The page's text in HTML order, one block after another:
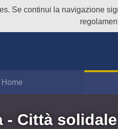
Se continui la navigazione
Home
- Città solidale